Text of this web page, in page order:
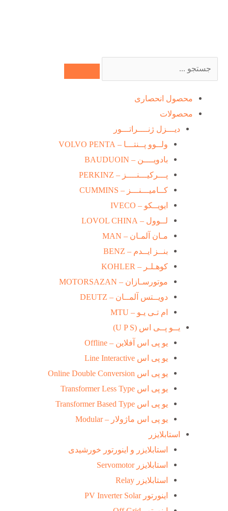
کردن
محصول انحصاری
محصولات
دیـــزل ژنــــراتـــور
ولــوو پــنتـــا – VOLVO PENTA
بادویــــن – BAUDUOIN
پـــرکیـــنــــز – PERKINZ
کــامیـــنـــز – CUMMINS
ایویــکو – IVECO
لــوول – LOVOL CHINA
مـان آلمـان – MAN
بنــز ایــدم – BENZ
کوهـلـر – KOHLER
موتورسـازان – MOTORSAZAN
دویــتس آلمــان – DEUTZ
ام تـی یـو – MTU
یــو پــی اس (U P S)
یو پی اس آفلاین – Offline
یو پی اس Line Interactive
یو پی اس Online Double Conversion
یو پی اس Transformer Less Type
یو پی اس Transformer Based Type
یو پی اس ماژولار – Modular
استابلایزر
استابلایزر و اینورتور خورشیدی
استابلایزر Servomotor
استابلایزر Relay
اینورتور PV Inverter Solar